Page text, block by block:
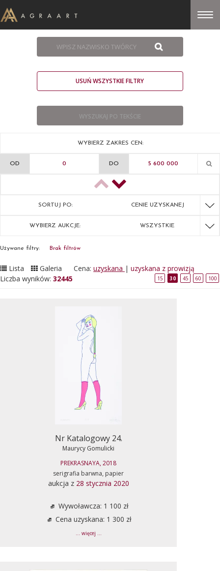
USUŃ WSZYSTKIE FILTRY
WYBIERZ ZAKRES CEN:
OD DO
SORTUJ PO: CENIE UZYSKANEJ
WYBIERZ AUKCJE: WSZYSTKIE
Używane filtry: Brak filtrów
Lista Galeria Cena: uzyskana | uzyskana z prowizją
Liczba wyników: 32445 15 30 45 60 100
Nr Katalogowy 24.
Maurycy Gomulicki
PREKRASNAYA, 2018
serigrafia barwna, papier
aukcja z 28 stycznia 2020
Wywoławcza: 1 100 zł
Cena uzyskana: 1 300 zł
... więcej ...